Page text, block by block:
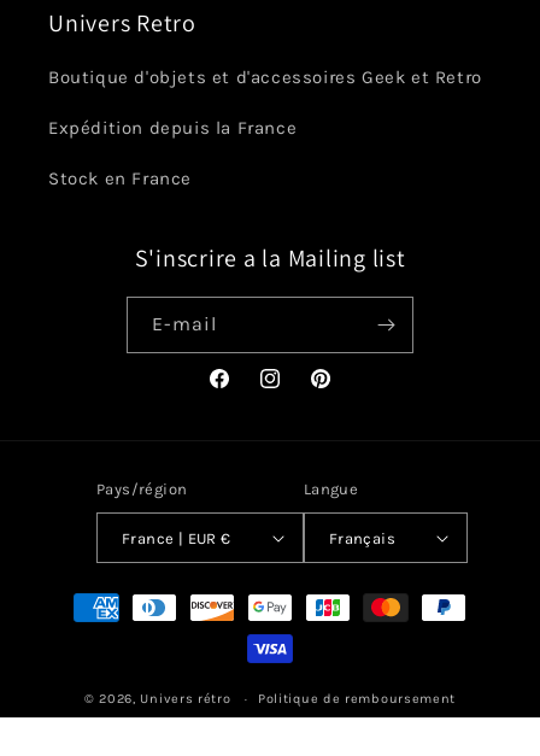
Univers Retro
Boutique d'objets et d'accessoires Geek et Retro
Expédition depuis la France
Stock en France
S'inscrire a la Mailing list
E-mail
FacebookInstagramPinterest
Pays/région
France | EUR €
Langue
Français
Moyens
© 2026, Univers rétro Politique de remboursement